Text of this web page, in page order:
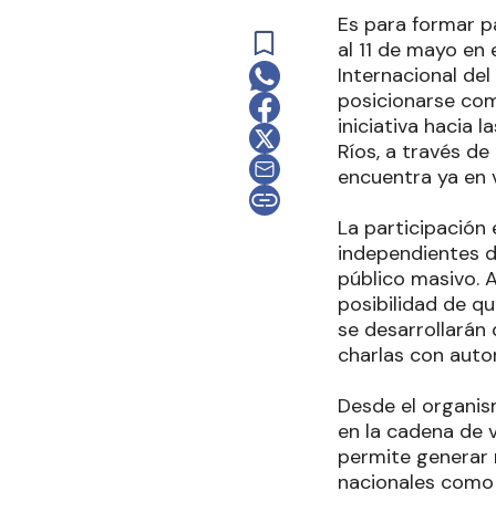
Es para formar
al 11 de mayo
Internacional
posicionarse
iniciativa hacia
Ríos, a través
encuentra ya en
La participación
independientes
público masivo.
posibilidad de
se desarrollarán
charlas con
Desde el
en la cadena de
permite
nacionales